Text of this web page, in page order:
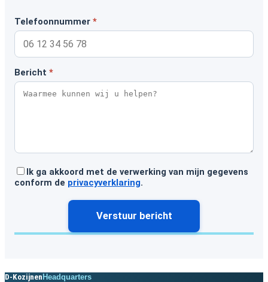
Telefoonnummer *
Bericht *
Ik ga akkoord met de verwerking van mijn gegevens
conform de privacyverklaring.
D-KozijnenHeadquarters